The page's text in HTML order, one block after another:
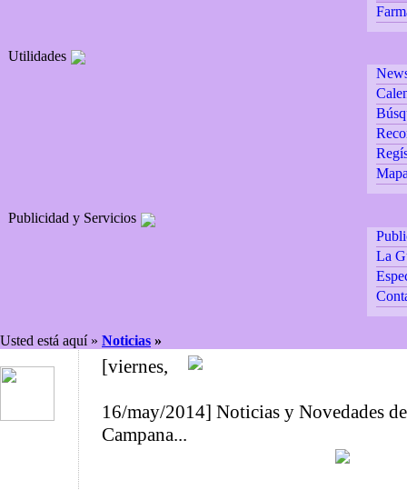
Utilidades
Publicidad y Servicios
La
Usted está aquí » Noticias »
[viernes,
16/may/2014] Noticias y Novedades
Campana...